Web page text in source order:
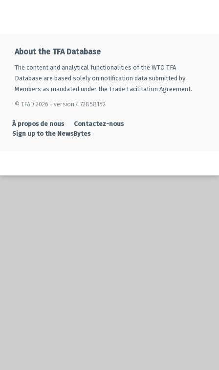
About the TFA Database
The content and analytical functionalities of the WTO TFA
Database are based solely on notification data submitted by
Members as mandated under the Trade Facilitation Agreement.
© TFAD 2026 - version 4.72858152
À propos de nous
Contactez-nous
Sign up to the NewsBytes